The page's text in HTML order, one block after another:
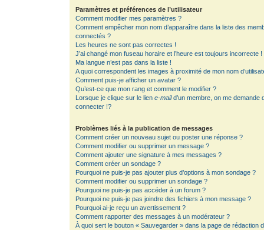
Paramètres et préférences de l’utilisateur
Comment modifier mes paramètres ?
Comment empêcher mon nom d’apparaître dans la liste des
connectés ?
Les heures ne sont pas correctes !
J’ai changé mon fuseau horaire et l’heure est toujours incorrecte !
Ma langue n’est pas dans la liste !
A quoi correspondent les images à proximité de mon nom
Comment puis-je afficher un avatar ?
Qu’est-ce que mon rang et comment le modifier ?
Lorsque je clique sur le lien e-maild’un membre, on me demande
connecter !?
Problèmes liés à la publication de messages
Comment créer un nouveau sujet ou poster une réponse ?
Comment modifier ou supprimer un message ?
Comment ajouter une signature à mes messages ?
Comment créer un sondage ?
Pourquoi ne puis-je pas ajouter plus d’options à mon sondage ?
Comment modifier ou supprimer un sondage ?
Pourquoi ne puis-je pas accéder à un forum ?
Pourquoi ne puis-je pas joindre des fichiers à mon message ?
Pourquoi ai-je reçu un avertissement ?
Comment rapporter des messages à un modérateur ?
À quoi sert le bouton « Sauvegarder » dans la page de rédaction